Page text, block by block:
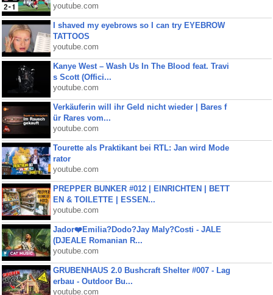
youtube.com
I shaved my eyebrows so I can try EYEBROW
TATTOOS
youtube.com
Kanye West – Wash Us In The Blood feat. Travi
s Scott (Offici...
youtube.com
Verkäuferin will ihr Geld nicht wieder | Bares f
ür Rares vom...
youtube.com
Tourette als Praktikant bei RTL: Jan wird Mode
rator
youtube.com
PREPPER BUNKER #012 | EINRICHTEN | BETT
EN & TOILETTE | ESSEN...
youtube.com
Jador❤️Emilia?Dodo?Jay Maly?Costi - JALE
(DJEALE Romanian R...
youtube.com
GRUBENHAUS 2.0 Bushcraft Shelter #007 - Lag
erbau - Outdoor Bu...
youtube.com